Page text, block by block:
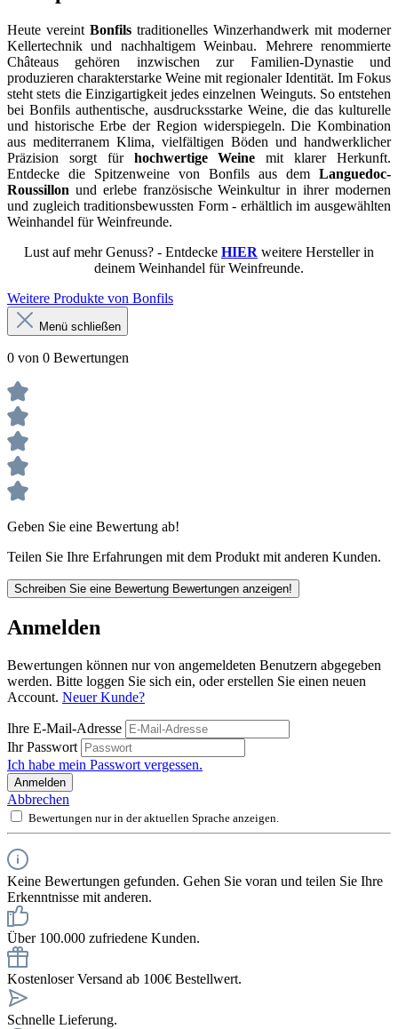
Heute vereint Bonfils traditionelles Winzerhandwerk mit moderner
Kellertechnik und nachhaltigem Weinbau. Mehrere renommierte
Châteaus gehören inzwischen zur Familien-Dynastie und
produzieren charakterstarke Weine mit regionaler Identität. Im Fokus
steht stets die Einzigartigkeit jedes einzelnen Weinguts. So entstehen
bei Bonfils authentische, ausdrucksstarke Weine, die das kulturelle
und historische Erbe der Region widerspiegeln. Die Kombination
aus mediterranem Klima, vielfältigen Böden und handwerklicher
Präzision sorgt für hochwertige Weine mit klarer Herkunft.
Entdecke die Spitzenweine von Bonfils aus dem Languedoc-
Roussillon und erlebe französische Weinkultur in ihrer modernen
und zugleich traditionsbewussten Form - erhältlich im ausgewählten
Weinhandel für Weinfreunde.
Lust auf mehr Genuss? - Entdecke HIER weitere Hersteller in
deinem Weinhandel für Weinfreunde.
Weitere Produkte von Bonfils
Menü schließen
0 von 0 Bewertungen
Geben Sie eine Bewertung ab!
Teilen Sie Ihre Erfahrungen mit dem Produkt mit anderen Kunden.
Schreiben Sie eine Bewertung Bewertungen anzeigen!
Anmelden
Bewertungen können nur von angemeldeten Benutzern abgegeben
werden. Bitte loggen Sie sich ein, oder erstellen Sie einen neuen
Account. Neuer Kunde?
Ihre E-Mail-Adresse
Ihr Passwort
Ich habe mein Passwort vergessen.
Anmelden
Abbrechen
Bewertungen nur in der aktuellen Sprache anzeigen.
Keine Bewertungen gefunden. Gehen Sie voran und teilen Sie Ihre
Erkenntnisse mit anderen.
Über 100.000 zufriedene Kunden.
Kostenloser Versand ab 100€ Bestellwert.
Schnelle Lieferung.